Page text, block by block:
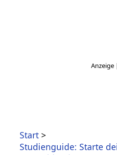
Start
Studienguide: Starte